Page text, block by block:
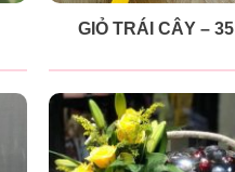
GIỎ TRÁI CÂY – 35